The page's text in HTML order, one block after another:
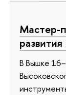
Мастер-
В Вышке